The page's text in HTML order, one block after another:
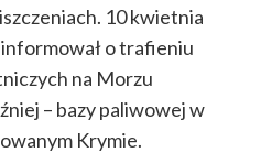
10 kwietnia
o trafieniu
na Morzu
– bazy paliwowej w
Krymie.